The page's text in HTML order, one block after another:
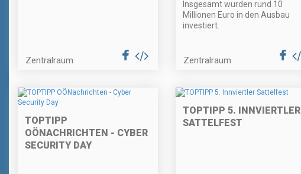
Zentralraum
Insgesamt wurden rund 10
Millionen Euro in den Ausbau
investiert.
Zentralraum
TOPTIPP
OÖNACHRICHTEN - CYBER
SECURITY DAY
TOPTIPP 5. INNVIERTLER
SATTELFEST